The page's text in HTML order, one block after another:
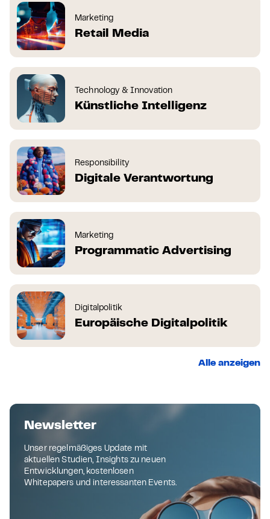
Marketing
Retail Media
Technology & Innovation
Künstliche Intelligenz
Responsibility
Digitale Verantwortung
Marketing
Programmatic Advertising
Digitalpolitik
Europäische Digitalpolitik
Alle anzeigen
Newsletter
Unser regelmäßiges Update mit
aktuellen Studien, Insights zu neuen
Entwicklungen, kostenlosen
Whitepapers und interessanten Events.